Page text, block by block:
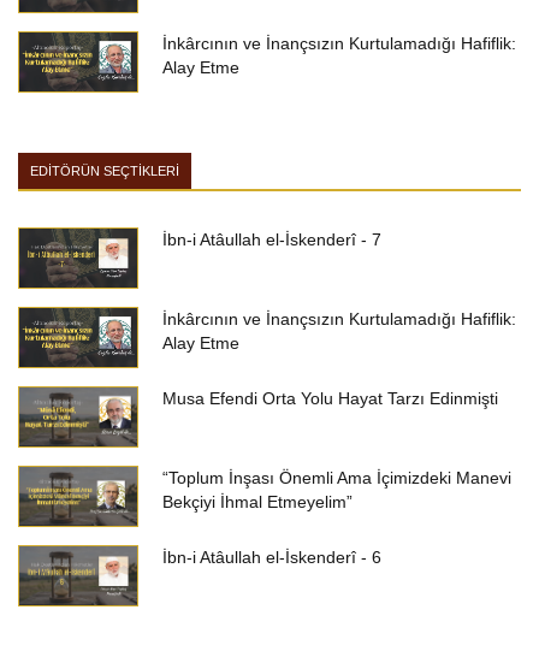
İnkârcının ve İnançsızın Kurtulamadığı Hafiflik:
Alay Etme
EDİTÖRÜN SEÇTİKLERİ
İbn-i Atâullah el-İskenderî - 7
İnkârcının ve İnançsızın Kurtulamadığı Hafiflik:
Alay Etme
Musa Efendi Orta Yolu Hayat Tarzı Edinmişti
“Toplum İnşası Önemli Ama İçimizdeki Manevi
Bekçiyi İhmal Etmeyelim”
İbn-i Atâullah el-İskenderî - 6